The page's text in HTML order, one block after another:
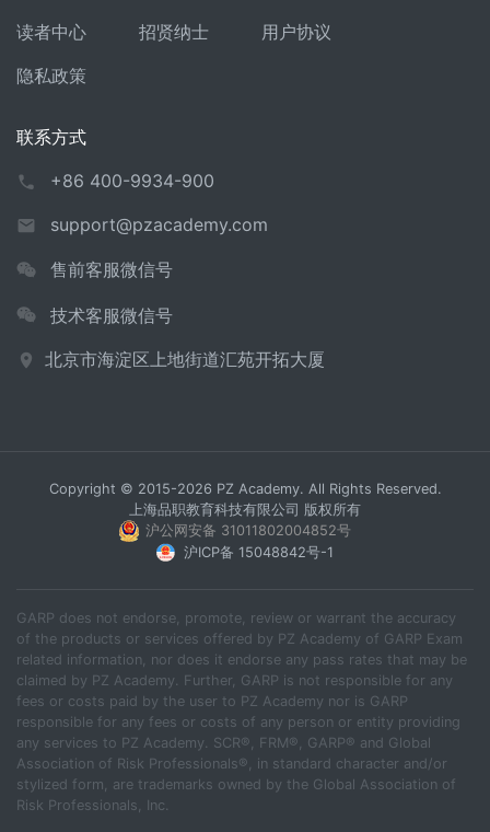
读者中心
招贤纳士
用户协议
隐私政策
联系方式
+86 400-9934-900
support@pzacademy.com
售前客服微信号
技术客服微信号
北京市海淀区上地街道汇苑开拓大厦
沪公网安备 31011802004852号
沪ICP备 15048842号-1
Copyright © 2015-2026 PZ Academy. All Rights Reserved.
上海品职教育科技有限公司 版权所有
GARP does not endorse, promote, review or warrant the accuracy
of the products or services offered by PZ Academy of GARP Exam
related information, nor does it endorse any pass rates that may be
claimed by PZ Academy. Further, GARP is not responsible for any
fees or costs paid by the user to PZ Academy nor is GARP
responsible for any fees or costs of any person or entity providing
any services to PZ Academy. SCR®, FRM®, GARP® and Global
Association of Risk Professionals®, in standard character and/or
stylized form, are trademarks owned by the Global Association of
Risk Professionals, Inc.